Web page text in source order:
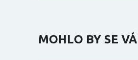
MOHLO BY SE